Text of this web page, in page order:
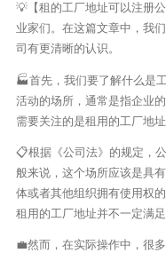
💡【租的工厂地址可以注册
业家们。在这篇文章中，我
司有更清晰的认识。
🏭首先，我们要了解什么是
活动的场所，通常是指企业
需要关注的是租用的工厂地
📋根据《公司法》的规定，
般来说，这个场所应该是具
体或者其他组织拥有使用权
租用的工厂地址并不一定满足
💼然而，在实际操作中，很